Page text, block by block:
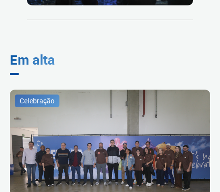
Em alta
Celebração